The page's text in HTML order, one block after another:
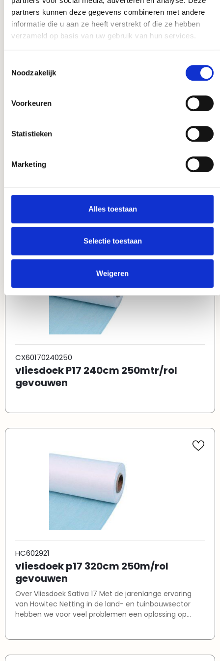
partners kunnen deze gegevens combineren met andere
informatie die u aan ze heeft verstrekt of die ze hebben
verzameld op basis van uw gebruik van hun services.
Noodzakelijk
Voorkeuren
Statistieken
Marketing
Alles toestaan
Selectie toestaan
Weigeren
gevouwen
vliesdoek p17 240cm 250m/rol plano
CX60170240250
vliesdoek P17 240cm 250mtr/rol
gevouwen
HC602921
vliesdoek p17 320cm 250m/rol
gevouwen
Over Vliesdoek Sativa 17 Met de jarenlange ervaring
van Howitec Netting in de land- en tuinbouwsector
hebben we voor veel problemen een oplossing op
om daar effectief tegen op te treden. De Sativa 17